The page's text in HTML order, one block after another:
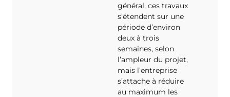
général, ces travaux
s’étendent sur une
période d’environ
deux à trois
semaines, selon
l’ampleur du projet,
mais l’entreprise
s’attache à réduire
au maximum les